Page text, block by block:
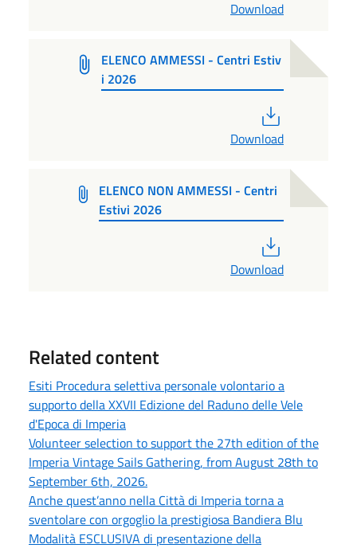
Download
ELENCO AMMESSI - Centri Estiv
i 2026
Download
ELENCO NON AMMESSI - Centri
Estivi 2026
Download
Related content
Esiti Procedura selettiva personale volontario a
supporto della XXVII Edizione del Raduno delle Vele
d'Epoca di Imperia
Volunteer selection to support the 27th edition of the
Imperia Vintage Sails Gathering, from August 28th to
September 6th, 2026.
Anche quest’anno nella Città di Imperia torna a
sventolare con orgoglio la prestigiosa Bandiera Blu
Modalità ESCLUSIVA di presentazione della